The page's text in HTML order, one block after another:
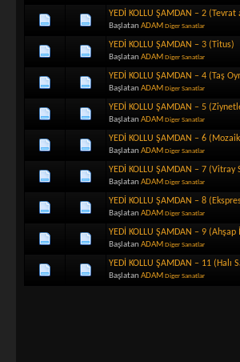
YEDİ KOLLU ŞAMDAN – 2 (Tevrat
BaşlatanADAM Diger Sanatlar
YEDİ KOLLU ŞAMDAN – 3 (Titus)
BaşlatanADAM Diger Sanatlar
YEDİ KOLLU ŞAMDAN – 4 (Taş
BaşlatanADAM Diger Sanatlar
YEDİ KOLLU ŞAMDAN – 5
BaşlatanADAM Diger Sanatlar
YEDİ KOLLU ŞAMDAN – 6
BaşlatanADAM Diger Sanatlar
YEDİ KOLLU ŞAMDAN – 7 (Vitray
BaşlatanADAM Diger Sanatlar
YEDİ KOLLU ŞAMDAN – 8
BaşlatanADAM Diger Sanatlar
YEDİ KOLLU ŞAMDAN – 9 (Ahşap
BaşlatanADAM Diger Sanatlar
YEDİ KOLLU ŞAMDAN – 11 (Halı
BaşlatanADAM Diger Sanatlar